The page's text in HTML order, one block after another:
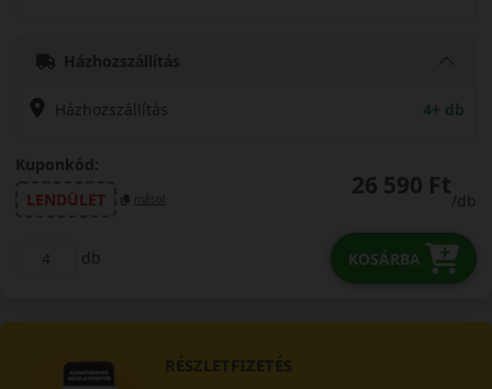
Házhozszállítás
Házhozszállítás 4+ db
Kuponkód:
LENDÜLET
másol 26 590 Ft
/db
db KOSÁRBA
RÉSZLETFIZETÉS